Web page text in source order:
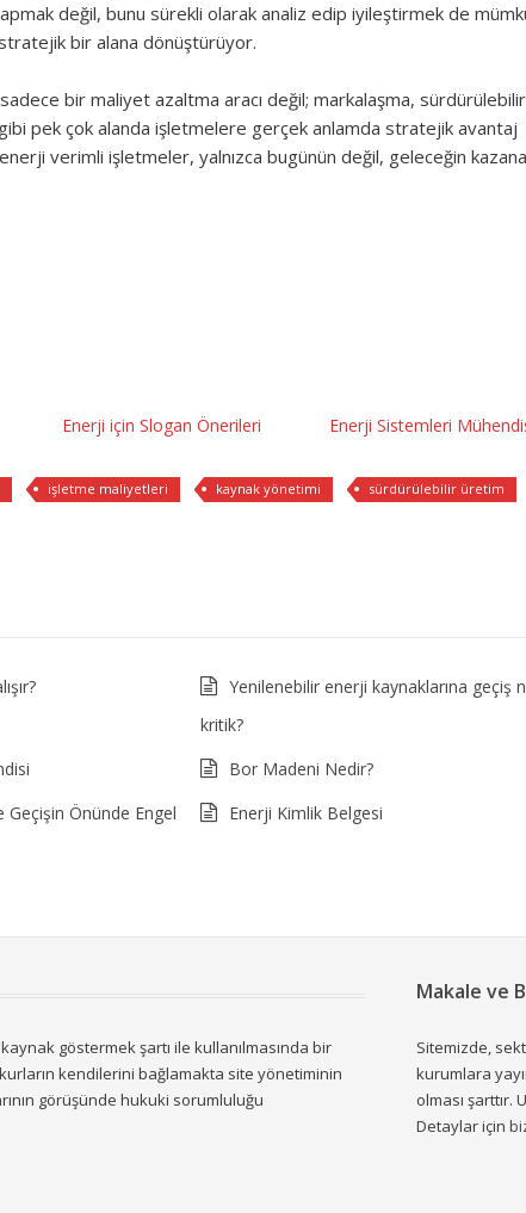
değil, bunu sürekli olarak analiz edip iyileştirmek de
bir alana dönüştürüyor.
bir maliyet azaltma aracı değil; markalaşma,
pek çok alanda işletmelere gerçek anlamda stratejik avantaj
verimli işletmeler, yalnızca bugünün değil, geleceğin
Enerji için Slogan Önerileri Enerji Sistemleri
işletme maliyetleri kaynak yönetimi
sürdürülebilir üretim
Yenilenebilir enerji kaynaklarına geçiş
kritik?
Bor Madeni Nedir?
Geçişin Önünde Engel
Enerji Kimlik Belgesi
göstermek şartı ile kullanılmasında bir
kendilerini bağlamakta site yönetiminin
görüşünde hukuki sorumluluğu
Makale ve
Sitemizde,
kurumlara
olması şarttır.
Detaylar için